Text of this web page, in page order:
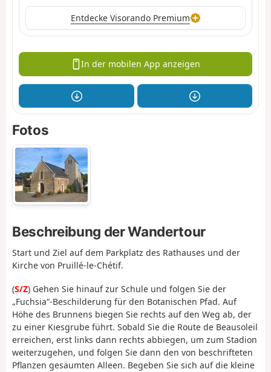
Entdecke Visorando Premium
In der mobilen App anzeigen
Fotos
Beschreibung der Wandertour
Start und Ziel auf dem Parkplatz des Rathauses und der
Kirche von Pruillé-le-Chétif.
(S/Z) Gehen Sie hinauf zur Schule und folgen Sie der
„Fuchsia“-Beschilderung für den Botanischen Pfad. Auf
Höhe des Brunnens biegen Sie rechts auf den Weg ab, der
zu einer Kiesgrube führt. Sobald Sie die Route de Beausoleil
erreichen, erst links dann rechts abbiegen, um zum Stadion
weiterzugehen, und folgen Sie dann den von beschrifteten
Pflanzen gesäumten Alleen. Begeben Sie sich auf die kleine